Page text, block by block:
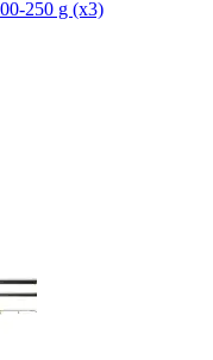
250 g (x3)